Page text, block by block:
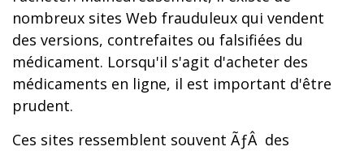
nombreux sites Web frauduleux qui vendent
des versions, contrefaites ou falsifiées du
médicament. Lorsqu'il s'agit d'acheter des
médicaments en ligne, il est important d'être
prudent.
Ces sites ressemblent souvent ÃƒÂ des